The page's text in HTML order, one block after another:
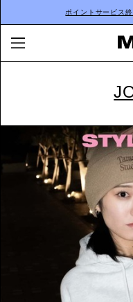
ポイントサービス